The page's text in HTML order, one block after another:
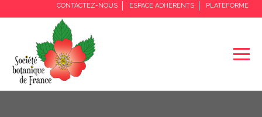
CONTACTEZ-NOUS ESPACE ADHÉRENTS PLATEFORME